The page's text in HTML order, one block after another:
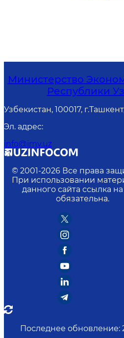
Министерство
Республики
Узбекистан, 100017,
Эл. адрес:
info@imv.uz
© 2001-2026 Все права
При использовании
данного сайта ссылка на
обязательна.
Последнее обновление: